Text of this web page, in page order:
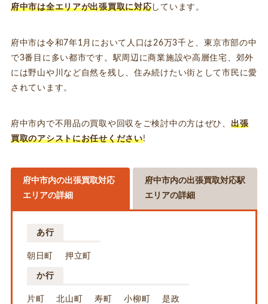
府中市は全エリアが出張買取に対応 しています。
府中市は令和7年1月において人口は26万3千と、東京市部の中
で3番目に多い都市です。駅周辺に商業施設や高層住宅、郊外
には野山や川など自然を残し、住み続けたい街として市民に愛
されています。
府中市内で不用品の買取や回収をご検討中の方はぜひ、 出張
買取のアシストにお任せください!
府中市内の出張買取対応
エリアの詳細
府中市内の出張買取対応駅
エリアの詳細
あ行
朝日町 押立町
か行
片町 北山町 寿町 小柳町 是政